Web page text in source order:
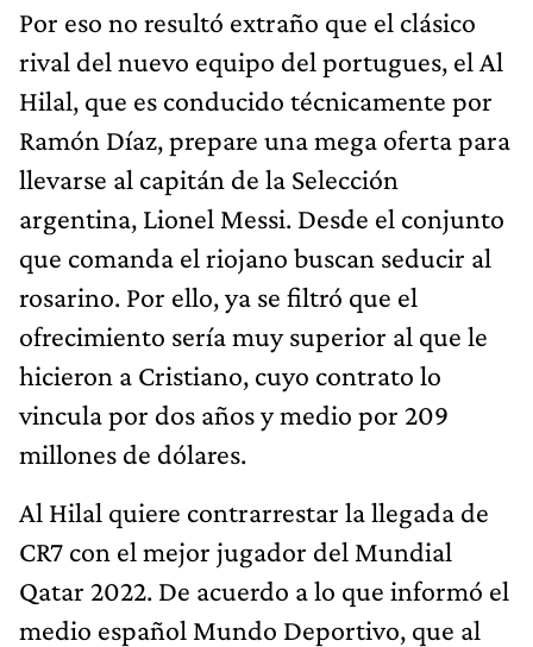
Por eso no resultó extraño que el clásico
rival del nuevo equipo del portugues, el Al
Hilal, que es conducido técnicamente por
Ramón Díaz, prepare una mega oferta para
llevarse al capitán de la Selección
argentina, Lionel Messi. Desde el conjunto
que comanda el riojano buscan seducir al
rosarino. Por ello, ya se filtró que el
ofrecimiento sería muy superior al que le
hicieron a Cristiano, cuyo contrato lo
vincula por dos años y medio por 209
millones de dólares.
Al Hilal quiere contrarrestar la llegada de
CR7 con el mejor jugador del Mundial
Qatar 2022. De acuerdo a lo que informó el
medio español Mundo Deportivo, que al